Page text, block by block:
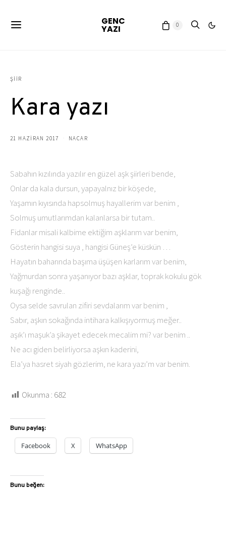
GENC
YAZI 0
ŞIIR
Kara yazı
21 HAZIRAN 2017 NACAR
Sabahın kızılında yazılır en güzel aşk şiirleri bende,
Onlar da kala dursun, yapayalnız bir köşede,
Yaşamın kıyısında hapsolmuş hayallerim var benim ,
Solmuş umutlarımdan kalanlarsa bir tutam..
Fidanlar misali kalbime ektiğim aşklarım var benim,
Gösterin hangisi suya , hangisi Güneş’e küskün …
Hayatın baharında başıma üşüşen karlarım var benim,
Yağmurdan sonra yaşanıyor bazı aşklar, toprak kokulu gök
kuşağı renginde..
Oysa selde savrulan zifiri sevdalarım var benim ,
Sabır, aşkın sokağında intihara kalkışıyormuş meğer..
aşık’ı maşuk’a şikayet edecek mecalim mi? var benim ..
Ne acı giden belirliyorsa aşkın kaderini,
Ela’ya hasret siyah gözlerim, ne kara yazı’m var benim.
Okunma : 682
Bunu paylaş:
Facebook X WhatsApp
Bunu beğen: